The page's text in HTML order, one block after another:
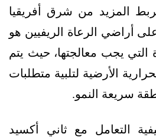
المزيد من شرق أفريقيا
أراضي الرعاة الريفيين هو
التي يجب معالجتها، حيث يتم
الأرضية لتلبية متطلبات
سريعة النمو.
التعامل مع ثاني أكسيد